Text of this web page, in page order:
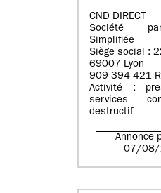
CND DIRECT
Société
Simplifiée
Siège social :
69007 Lyon
909 394 421
Activité :
services
destructif
Annonce
07/08/